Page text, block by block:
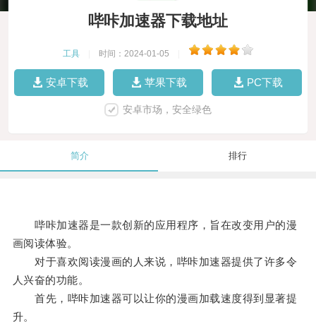
哔咔加速器下载地址
工具 时间：2024-01-05
安卓下载 苹果下载 PC下载
安卓市场，安全绿色
简介 排行
哔咔加速器是一款创新的应用程序，旨在改变用户的漫
画阅读体验。
对于喜欢阅读漫画的人来说，哔咔加速器提供了许多令
人兴奋的功能。
首先，哔咔加速器可以让你的漫画加载速度得到显著提
升。